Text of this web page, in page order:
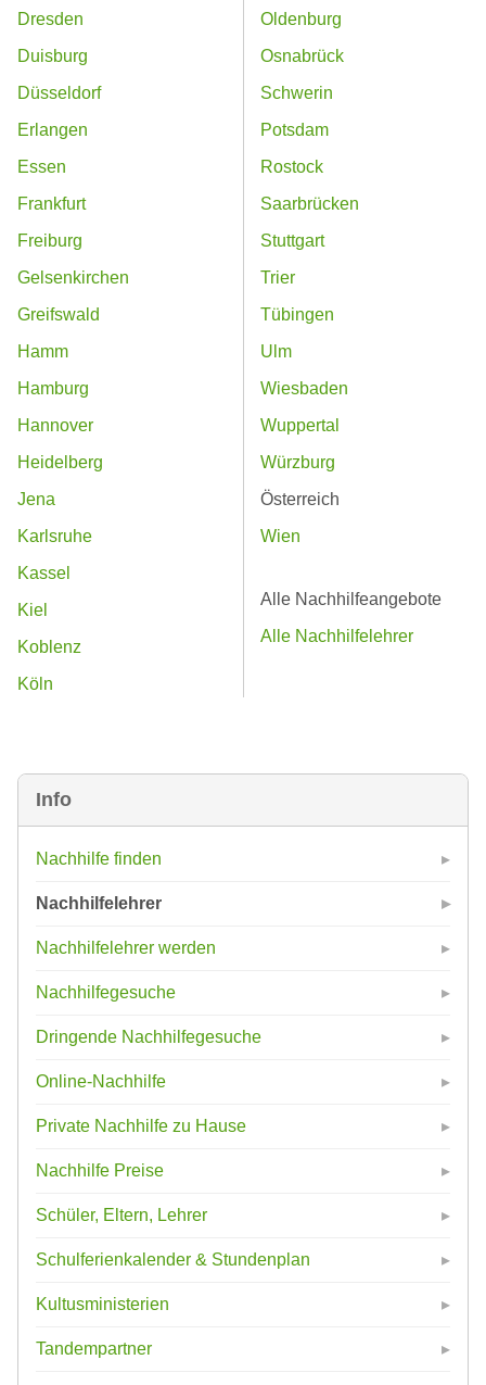
Info
Nachhilfe finden
Nachhilfelehrer
Nachhilfelehrer werden
Nachhilfegesuche
Dringende Nachhilfegesuche
Online-Nachhilfe
Private Nachhilfe zu Hause
Nachhilfe Preise
Schüler, Eltern, Lehrer
Schulferienkalender & Stundenplan
Kultusministerien
Tandempartner
Dresden
Duisburg
Düsseldorf
Erlangen
Essen
Frankfurt
Freiburg
Gelsenkirchen
Greifswald
Hamm
Hamburg
Hannover
Heidelberg
Jena
Karlsruhe
Kassel
Kiel
Koblenz
Köln
Oldenburg
Osnabrück
Schwerin
Potsdam
Rostock
Saarbrücken
Stuttgart
Trier
Tübingen
Ulm
Wiesbaden
Wuppertal
Würzburg
Österreich
Wien
Alle Nachhilfeangebote
Alle Nachhilfelehrer